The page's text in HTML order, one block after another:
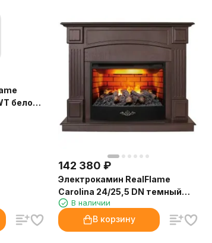
белое
142 380 ₽
Электрокамин RealFlame
Carolina 24/25,5 DN темный
орех с очагом 3D Firestar 25,5
В наличии
В корзину